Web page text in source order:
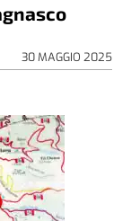
30 MAGGIO 2025